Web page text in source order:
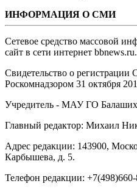
ИНФОРМАЦИЯ О СМИ
Сетевое средство массовой
сайт в сети интернет bbnews.ru.
Свидетельство о
Роскомнадзором 31 октября
Учредитель - МАУ ГО
Главный редактор: Михаил
Адрес редакции: 143900,
Карбышева, д. 5.
Телефон редакции: